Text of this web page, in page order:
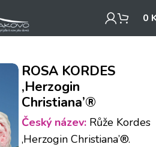
0
ROSA KORDES
‚Herzogin
Christiana’®
Český název: Růže Kordes
‚Herzogin Christiana’®.